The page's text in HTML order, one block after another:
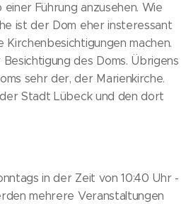
Führung anzusehen. Wie
ist der Dom eher insteressant
Kirchenbesichtigungen machen.
des Doms. Übrigens
sehr der, der Marienkirche.
Stadt Lübeck und den dort
in der Zeit von 10:40 Uhr -
mehrere Veranstaltungen